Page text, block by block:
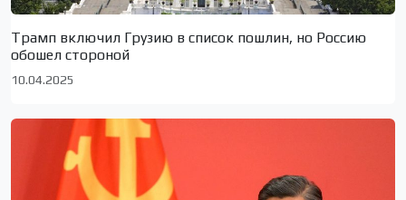
Трамп включил Грузию в список пошлин, но Россию
обошел стороной
10.04.2025